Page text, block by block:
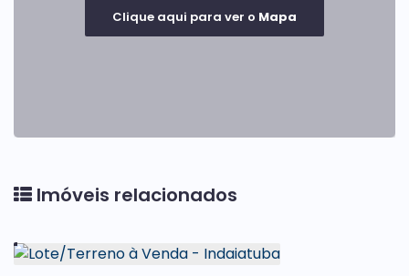
Clique aqui para ver o Mapa
Imóveis relacionados